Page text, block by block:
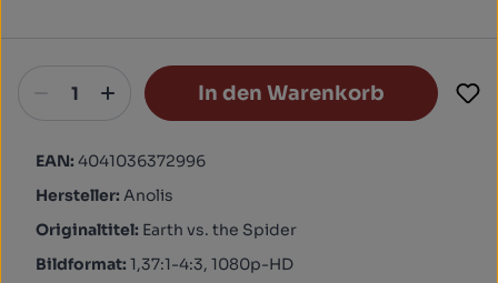
In den Warenkorb
EAN: 4041036372996
Hersteller: Anolis
Originaltitel: Earth vs. the Spider
Bildformat: 1,37:1-4:3, 1080p-HD